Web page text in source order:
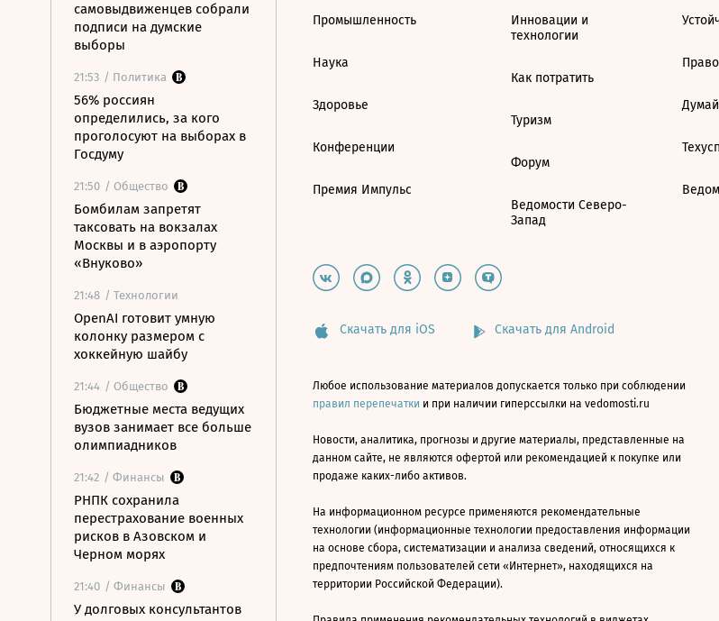
самовыдвиженцев собрали
подписи на думские
выборы
21:53 / Политика
56% россиян
определились, за кого
проголосуют на выборах в
Госдуму
21:50 / Общество
Бомбилам запретят
таксовать на вокзалах
Москвы и в аэропорту
«Внуково»
21:48 / Технологии
OpenAI готовит умную
колонку размером с
хоккейную шайбу
21:44 / Общество
Бюджетные места ведущих
вузов занимает все больше
олимпиадников
21:42 / Финансы
РНПК сохранила
перестрахование военных
рисков в Азовском и
Черном морях
21:40 / Финансы
У долговых консультантов
Промышленность
Наука
Здоровье
Конференции
Премия Импульс
Инновации и
технологии
Как потратить
Туризм
Форум
Ведомости Северо-
Запад
Право
Думай
Скачать для iOS Скачать для Android
Любое использование материалов допускается только при соблюдении
правил перепечатки и при наличии гиперссылки на vedomosti.ru
Новости, аналитика, прогнозы и другие материалы, представленные на
данном сайте, не являются офертой или рекомендацией к покупке или
продаже каких-либо активов.
На информационном ресурсе применяются рекомендательные
технологии (информационные технологии предоставления информации
на основе сбора, систематизации и анализа сведений, относящихся к
предпочтениям пользователей сети «Интернет», находящихся на
территории Российской Федерации).